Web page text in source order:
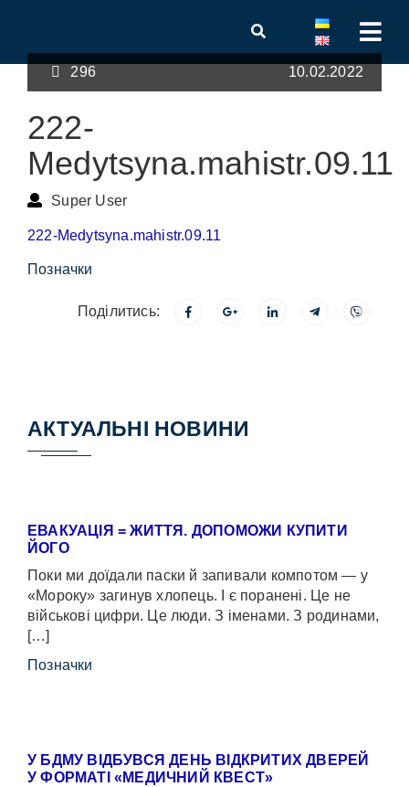
296 10.02.2022
222-
Medytsyna.mahistr.09.11
Super User
222-Medytsyna.mahistr.09.11
Позначки
Поділитись:
АКТУАЛЬНІ НОВИНИ
ЕВАКУАЦІЯ = ЖИТТЯ. ДОПОМОЖИ КУПИТИ
ЙОГО
Поки ми доїдали паски й запивали компотом — у
«Мороку» загинув хлопець. І є поранені. Це не
військові цифри. Це люди. З іменами. З родинами,
[…]
Позначки
У БДМУ ВІДБУВСЯ ДЕНЬ ВІДКРИТИХ ДВЕРЕЙ
У ФОРМАТІ «МЕДИЧНИЙ КВЕСТ»